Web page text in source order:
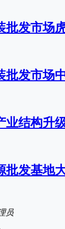
批发市场
批发市场
业结构升
批发基地
员